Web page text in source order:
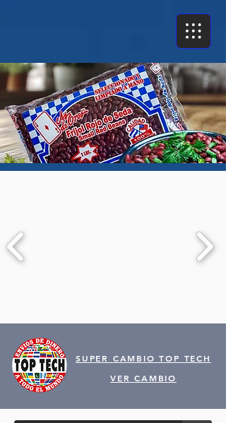
SUPER CAMBIO TOP TECH
VER CAMBIO